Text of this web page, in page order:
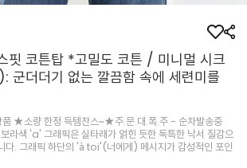
핏 코튼탑 *고밀도 코튼 / 미니멀 시크
더더기 없는 깔끔함 속에 세련미를
★소량 한정 득템찬스~★주.문.대.폭.주 - 순차발송중
라색 'a' 그래픽은 실타래가 얽힌 듯한 독특한 낙서 질감으
다. 그래픽 하단의 'à toi'(너에게) 메시지가 감성적인 포인